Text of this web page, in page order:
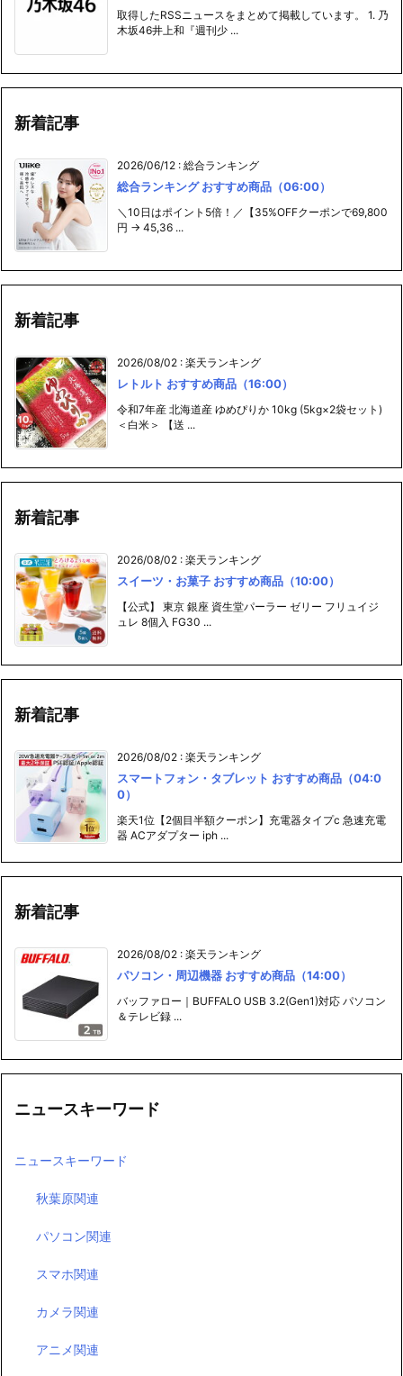
取得したRSSニュースをまとめて掲載しています。 1. 乃
木坂46井上和『週刊少 ...
新着記事
2026/06/12 : 総合ランキング
総合ランキング おすすめ商品（06:00）
＼10日はポイント5倍！／【35%OFFクーポンで69,800
円 → 45,36 ...
新着記事
2026/08/02 : 楽天ランキング
レトルト おすすめ商品（16:00）
令和7年産 北海道産 ゆめぴりか 10kg (5kg×2袋セット)
＜白米＞ 【送 ...
新着記事
2026/08/02 : 楽天ランキング
スイーツ・お菓子 おすすめ商品（10:00）
【公式】 東京 銀座 資生堂パーラー ゼリー フリュイジ
ュレ 8個入 FG30 ...
新着記事
2026/08/02 : 楽天ランキング
スマートフォン・タブレット おすすめ商品（04:0
0）
楽天1位【2個目半額クーポン】充電器タイプc 急速充電
器 ACアダプター iph ...
新着記事
2026/08/02 : 楽天ランキング
パソコン・周辺機器 おすすめ商品（14:00）
バッファロー｜BUFFALO USB 3.2(Gen1)対応 パソコン
＆テレビ録 ...
ニュースキーワード
ニュースキーワード
秋葉原関連
パソコン関連
スマホ関連
カメラ関連
アニメ関連